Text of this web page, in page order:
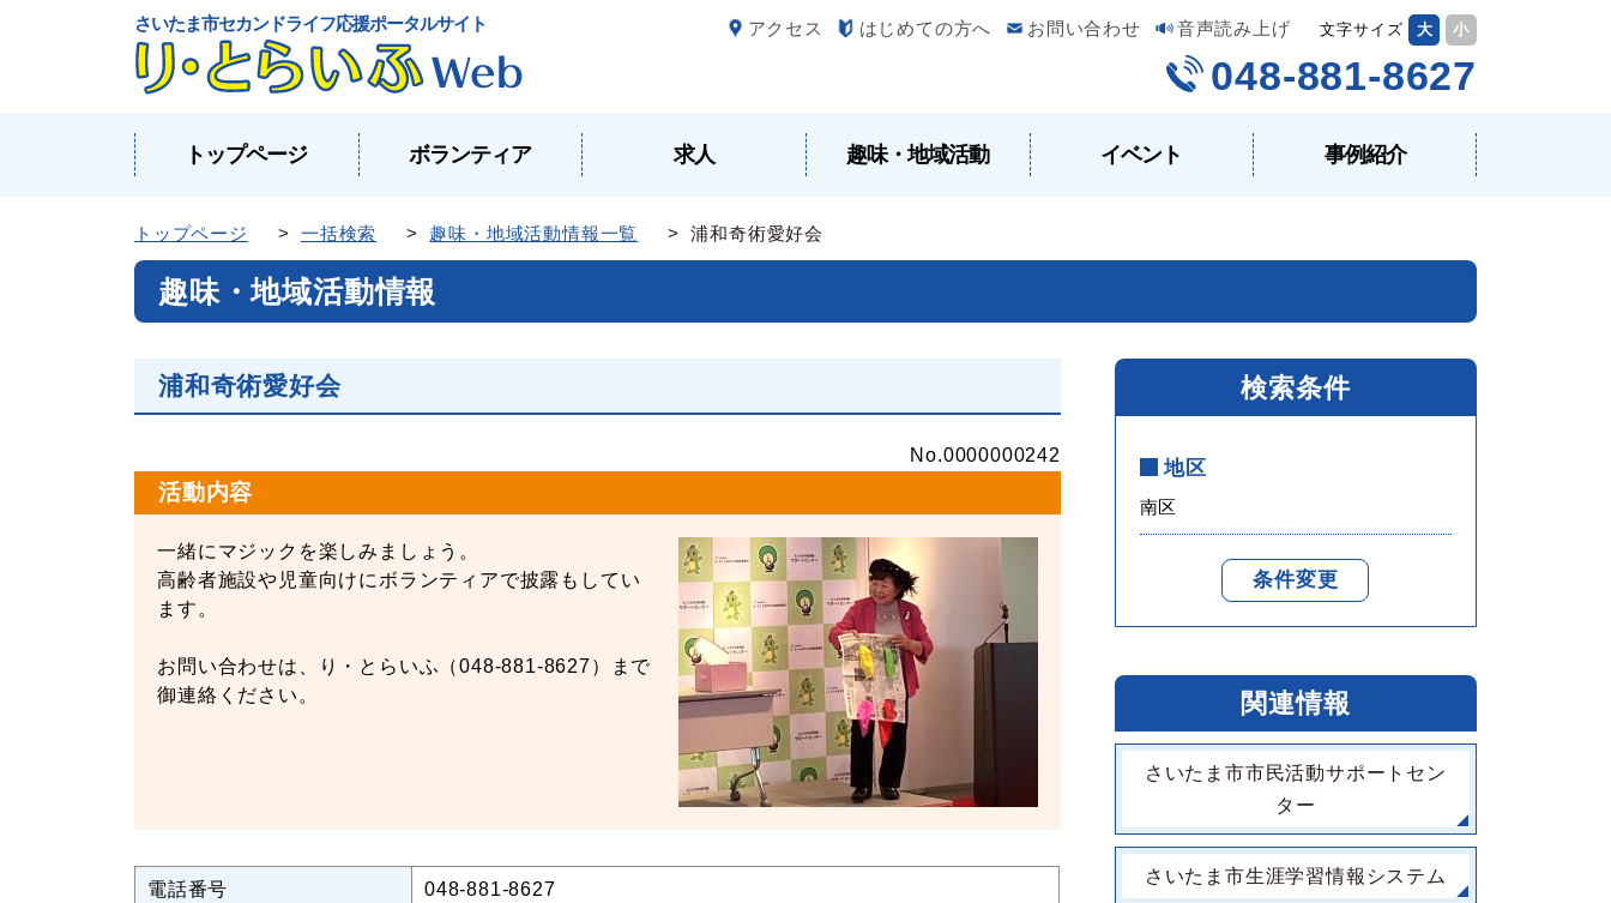
さいたま市セカンドライフ応援ポータルサイト アクセス はじめての方へ お問い合わせ 音声読み上げ 文字サイズ 大 小
048-881-8627
トップページ ボランティア 求人 趣味・地域活動 イベント 事例紹介
トップページ >一括検索 > 趣味・地域活動情報一覧 > 浦和奇術愛好会
趣味・地域活動情報
浦和奇術愛好会
No.0000000242
活動内容
一緒にマジックを楽しみましょう。
高齢者施設や児童向けにボランティアで披露もしてい
ます。
お問い合わせは、り・とらいふ（048-881-8627）まで
御連絡ください。
電話番号 048-881-8627
検索条件
地区
南区
条件変更
関連情報
さいたま市市民活動サポートセン
ター
さいたま市生涯学習情報システム